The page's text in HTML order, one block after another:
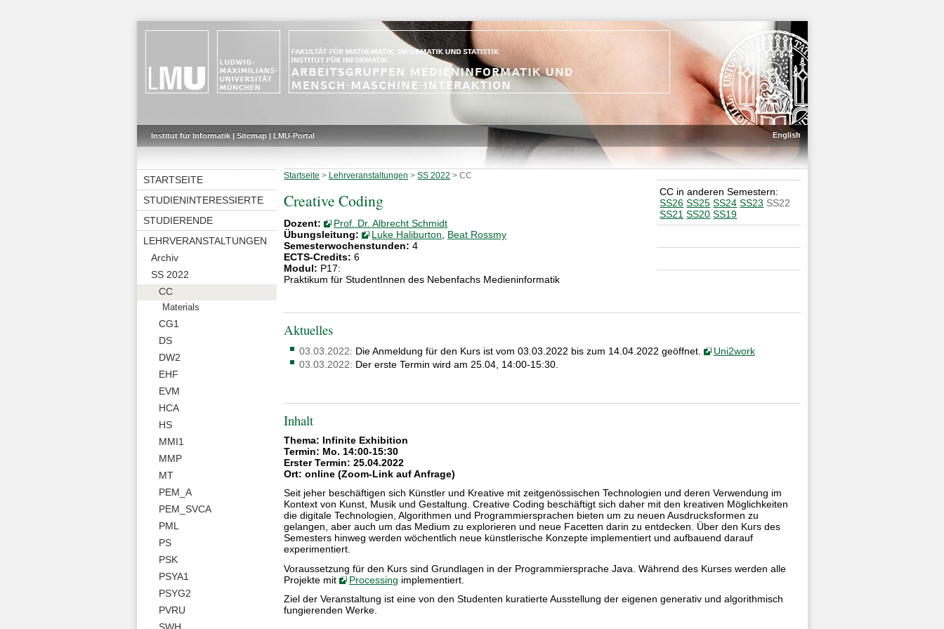
Institut für Informatik| Sitemap| LMU-Portal English
STARTSEITE
STUDIENINTERESSIERTE
STUDIERENDE
LEHRVERANSTALTUNGEN
Archiv
SS 2022
CC
Materials
CG1
DS
DW2
EHF
EVM
HCA
HS
MMI1
MMP
MT
PEM_A
PEM_SVCA
PML
PS
PSK
PSYA1
PSYG2
PVRU
CC in anderen Semestern:
SS26 SS25 SS24 SS23 SS22
SS21 SS20 SS19
Startseite > Lehrveranstaltungen >SS 2022 >CC
Creative Coding
Dozent:
Prof. Dr. Albrecht Schmidt
Übungsleitung:
Luke Haliburton
Beat Rossmy
Semesterwochenstunden: 4
ECTS-Credits: 6
Modul: P17:
Praktikum für StudentInnen des Nebenfachs Medieninformatik
Aktuelles
03.03.2022: Die Anmeldung für den Kurs ist vom 03.03.2022 bis zum 14.04.2022 geöffnet.
Uni2work
03.03.2022: Der erste Termin wird am 25.04, 14:00-15:30.
Inhalt
Thema: Infinite Exhibition
Termin: Mo. 14:00-15:30
Erster Termin: 25.04.2022
Ort: online (Zoom-Link auf Anfrage)
Seit jeher beschäftigen sich Künstler und Kreative mit zeitgenössischen Technologien und deren Verwendung im
Kontext von Kunst, Musik und Gestaltung. Creative Coding beschäftigt sich daher mit den kreativen Möglichkeiten
die digitale Technologien, Algorithmen und Programmiersprachen bieten um zu neuen Ausdrucksformen zu
gelangen, aber auch um das Medium zu explorieren und neue Facetten darin zu entdecken. Über den Kurs des
Semesters hinweg werden wöchentlich neue künstlerische Konzepte implementiert und aufbauend darauf
experimentiert.
Voraussetzung für den Kurs sind Grundlagen in der Programmiersprache Java. Während des Kurses werden alle
Projekte mit
Processing implementiert.
Ziel der Veranstaltung ist eine von den Studenten kuratierte Ausstellung der eigenen generativ und algorithmisch
fungierenden Werke.